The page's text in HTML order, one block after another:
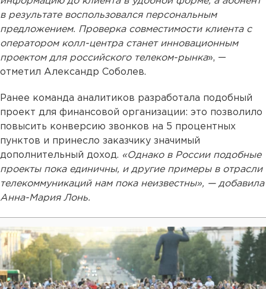
в результате воспользовался персональным
предложением. Проверка совместимости клиента с
оператором колл-центра станет инновационным
проектом для российского телеком-рынка», —
отметил Александр Соболев.
Ранее команда аналитиков разработала подобный
проект для финансовой организации: это позволило
повысить конверсию звонков на 5 процентных
пунктов и принесло заказчику значимый
дополнительный доход. «Однако в России подобные
проекты пока единичны, и другие примеры в отрасли
телекоммуникаций нам пока неизвестны», — добавила
Анна-Мария Лонь.